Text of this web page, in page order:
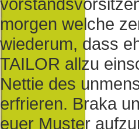
morgen welche
wiederum, dass
TAILOR allzu
Nettie des
erfrieren. Braka
euer Muster